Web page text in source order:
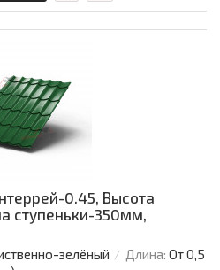
0.45, Высота
ступеньки-350мм,
зелёный Длина: От 0,5